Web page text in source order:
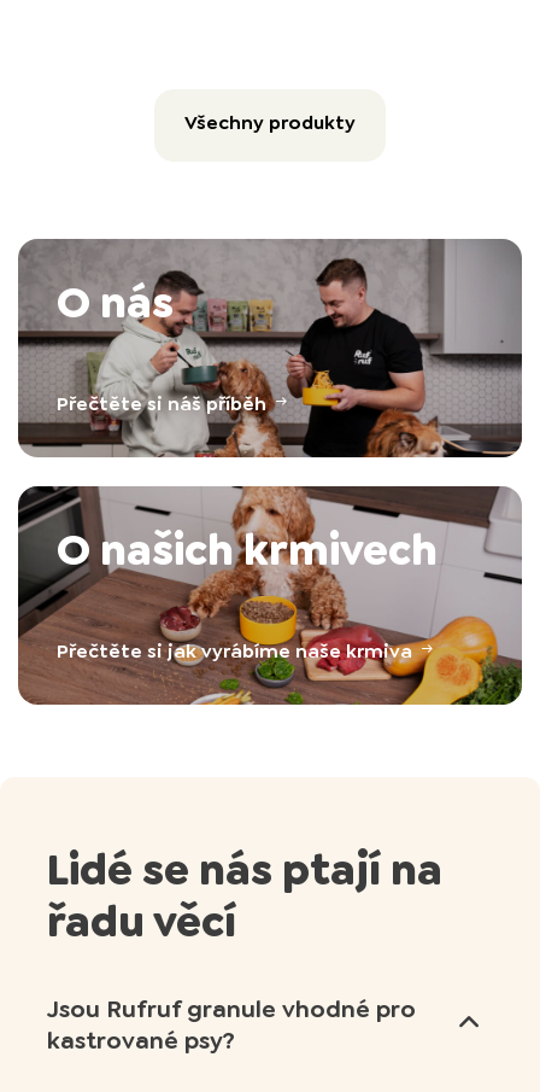
Všechny produkty
O nás
Přečtěte si náš příběh
O našich krmivech
Přečtěte si jak vyrábíme naše krmiva
Lidé se nás ptají na
řadu věcí
Jsou Rufruf granule vhodné pro
kastrované psy?